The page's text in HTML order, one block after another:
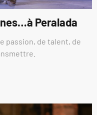
Peralada
passion, de talent, de